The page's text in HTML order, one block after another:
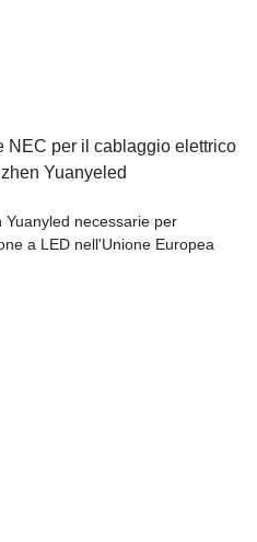
NEC per il cablaggio elettrico
Yuanyeled